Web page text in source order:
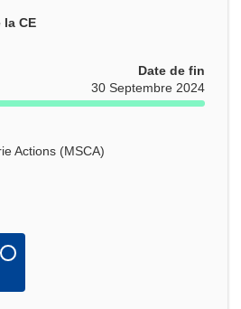
la CE
Date de fin
30 Septembre 2024
Actions (MSCA)